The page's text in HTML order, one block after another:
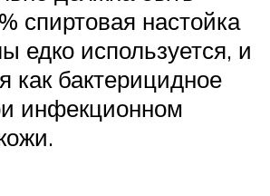
спиртовая настойка
едко используется, и
как бактерицидное
инфекционном